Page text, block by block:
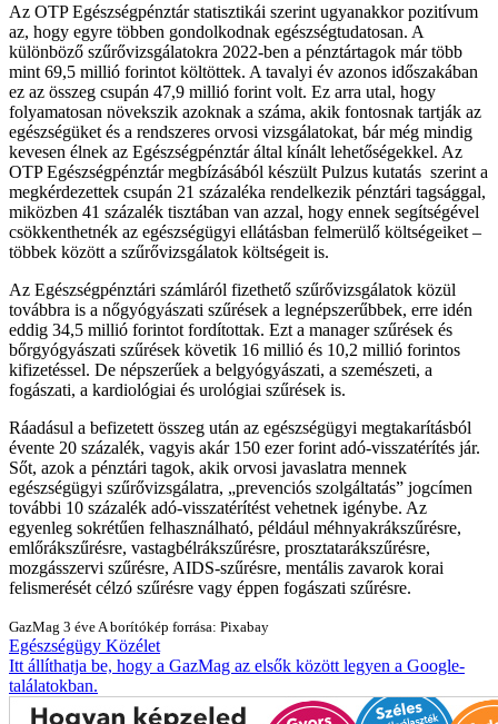
Az OTP Egészségpénztár statisztikái szerint ugyanakkor pozitívum
az, hogy egyre többen gondolkodnak egészségtudatosan. A
különböző szűrővizsgálatokra 2022-ben a pénztártagok már több
mint 69,5 millió forintot költöttek. A tavalyi év azonos időszakában
ez az összeg csupán 47,9 millió forint volt. Ez arra utal, hogy
folyamatosan növekszik azoknak a száma, akik fontosnak tartják az
egészségüket és a rendszeres orvosi vizsgálatokat, bár még mindig
kevesen élnek az Egészségpénztár által kínált lehetőségekkel. Az
OTP Egészségpénztár megbízásából készült Pulzus kutatás szerint a
megkérdezettek csupán 21 százaléka rendelkezik pénztári tagsággal,
miközben 41 százalék tisztában van azzal, hogy ennek segítségével
csökkenthetnék az egészségügyi ellátásban felmerülő költségeiket –
többek között a szűrővizsgálatok költségeit is.
Az Egészségpénztári számláról fizethető szűrővizsgálatok közül
továbbra is a nőgyógyászati szűrések a legnépszerűbbek, erre idén
eddig 34,5 millió forintot fordítottak. Ezt a manager szűrések és
bőrgyógyászati szűrések követik 16 millió és 10,2 millió forintos
kifizetéssel. De népszerűek a belgyógyászati, a szemészeti, a
fogászati, a kardiológiai és urológiai szűrések is.
Ráadásul a befizetett összeg után az egészségügyi megtakarításból
évente 20 százalék, vagyis akár 150 ezer forint adó-visszatérítés jár.
Sőt, azok a pénztári tagok, akik orvosi javaslatra mennek
egészségügyi szűrővizsgálatra, „prevenciós szolgáltatás” jogcímen
további 10 százalék adó-visszatérítést vehetnek igénybe. Az
egyenleg sokrétűen felhasználható, például méhnyakrákszűrésre,
emlőrákszűrésre, vastagbélrákszűrésre, prosztatarákszűrésre,
mozgásszervi szűrésre, AIDS-szűrésre, mentális zavarok korai
felismerését célzó szűrésre vagy éppen fogászati szűrésre.
GazMag 3 éve A borítókép forrása: Pixabay
Egészségügy Közélet
Itt állíthatja be, hogy a GazMag az elsők között legyen a Google-
találatokban.